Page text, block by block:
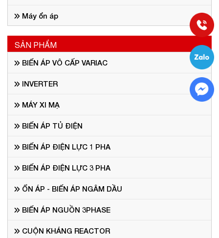
Máy ổn áp
SẢN PHẨM
BIẾN ÁP VÔ CẤP VARIAC
INVERTER
MÁY XI MẠ
BIẾN ÁP TỦ ĐIỆN
BIẾN ÁP ĐIỆN LỰC 1 PHA
BIẾN ÁP ĐIỆN LỰC 3 PHA
ỔN ÁP - BIẾN ÁP NGÂM DẦU
BIẾN ÁP NGUỒN 3PHASE
CUỘN KHÁNG REACTOR